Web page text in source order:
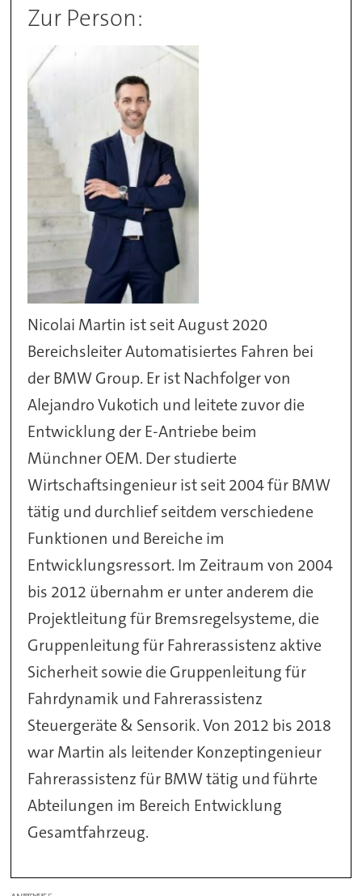
Zur Person:
Nicolai Martin ist seit August 2020
Bereichsleiter Automatisiertes Fahren bei
der BMW Group. Er ist Nachfolger von
Alejandro Vukotich und leitete zuvor die
Entwicklung der E-Antriebe beim
Münchner OEM. Der studierte
Wirtschaftsingenieur ist seit 2004 für BMW
tätig und durchlief seitdem verschiedene
Funktionen und Bereiche im
Entwicklungsressort. Im Zeitraum von 2004
bis 2012 übernahm er unter anderem die
Projektleitung für Bremsregelsysteme, die
Gruppenleitung für Fahrerassistenz aktive
Sicherheit sowie die Gruppenleitung für
Fahrdynamik und Fahrerassistenz
Steuergeräte & Sensorik. Von 2012 bis 2018
war Martin als leitender Konzeptingenieur
Fahrerassistenz für BMW tätig und führte
Abteilungen im Bereich Entwicklung
Gesamtfahrzeug.